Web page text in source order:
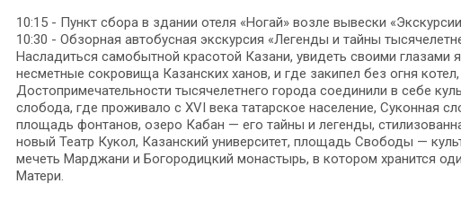
10:15 - Пункт сбора в здании отеля «Ногай» возле вывески
10:30 - Обзорная автобусная экскурсия «Легенды и тайны
Насладиться самобытной красотой Казани, увидеть своими глазами
несметные сокровища Казанских ханов, и где закипел без огня
Достопримечательности тысячелетнего города соединили в себе
слобода, где проживало с XVI века татарское население, Суконная
площадь фонтанов, озеро Кабан — его тайны и легенды,
новый Театр Кукол, Казанский университет, площадь Свободы —
мечеть Марджани и Богородицкий монастырь, в котором хранится
Матери.